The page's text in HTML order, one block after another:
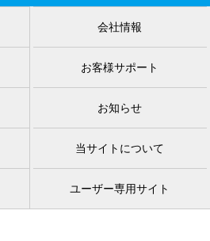
会社情報
お客様サポート
お知らせ
当サイトについて
ユーザー専用サイト